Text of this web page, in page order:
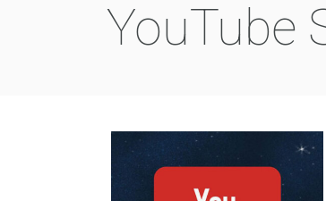
YouTube